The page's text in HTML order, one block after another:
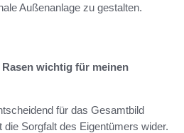
Außenanlage zu gestalten.
wichtig für meinen
für das Gesamtbild
Sorgfalt des Eigentümers wider.